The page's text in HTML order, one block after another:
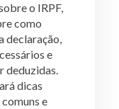
o IRPF,
como
declaração,
e
deduzidas.
dicas
e